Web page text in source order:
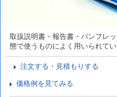
取扱説明書・報告書・パンフレ
態で使うものによく用いられてい
注文する・見積もりする
価格例を見てみる